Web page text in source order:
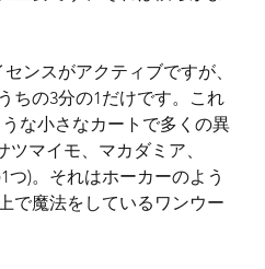
ンスがアクティブですが、
ちの3分の1だけです。これ
な小さなカートで多くの異
マイモ、マカダミア、
)。それはホーカーのよう
で魔法をしているワンウー